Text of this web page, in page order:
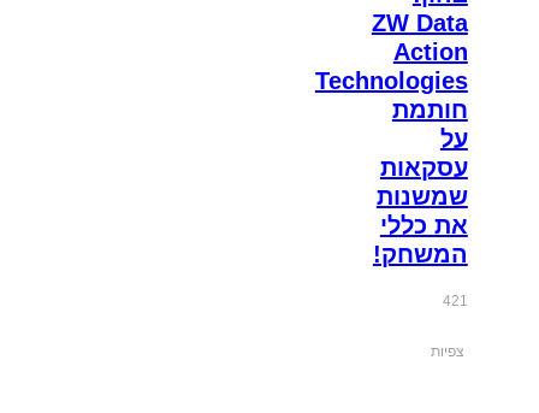
ZW Data
Action
Technologies
חותמת
על
עסקאות
שמשנות
את כללי
המשחק!
421
צפיות